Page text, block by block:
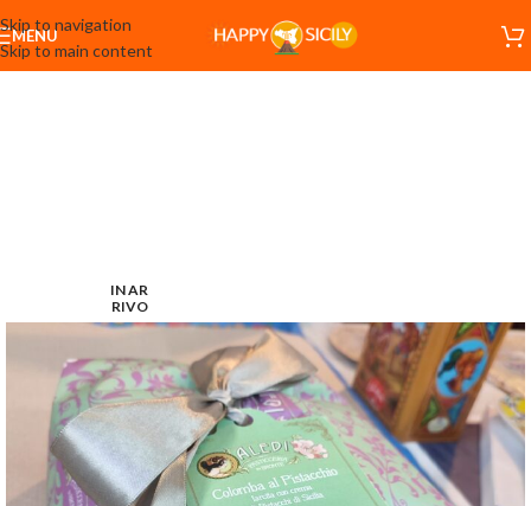
Skip to navigation
Skip to main content
MENU
IN AR
RIVO